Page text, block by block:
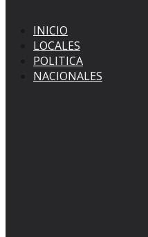
INICIO
LOCALES
POLITICA
NACIONALES